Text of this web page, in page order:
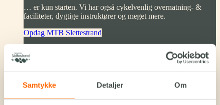
Samtykke Detaljer Om
… er kun starten. Vi har også cykelvenlig overnatning- &
faciliteter, dygtige instruktører og meget mere.
Opdag MTB Slettestrand